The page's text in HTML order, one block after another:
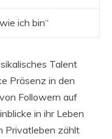
wie ich bin“
Talent
Präsenz in den
Followern auf
in ihr Leben
Privatleben zählt